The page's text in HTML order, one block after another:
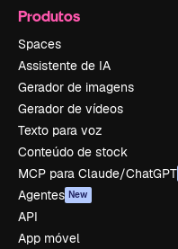
Produtos
Spaces
Assistente de IA
Gerador de imagens
Gerador de vídeos
Texto para voz
Conteúdo de stock
MCP para Claude/ChatGPT
Agentes New
API
App móvel